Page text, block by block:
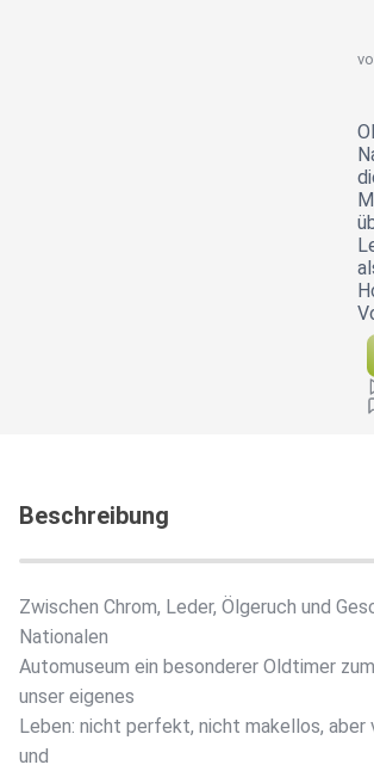
Beschreibung
Zwischen Chrom, Leder, Ölgeruch und
Nationalen
Automuseum ein besonderer Oldtimer
unser eigenes
Leben: nicht perfekt, nicht makellos, aber
und